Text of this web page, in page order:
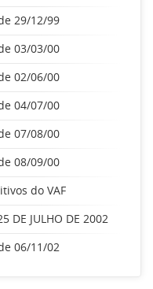
29/12/99
03/03/00
02/06/00
04/07/00
07/08/00
08/09/00
do VAF
DE JULHO DE 2002
06/11/02